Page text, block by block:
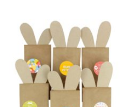
Add to